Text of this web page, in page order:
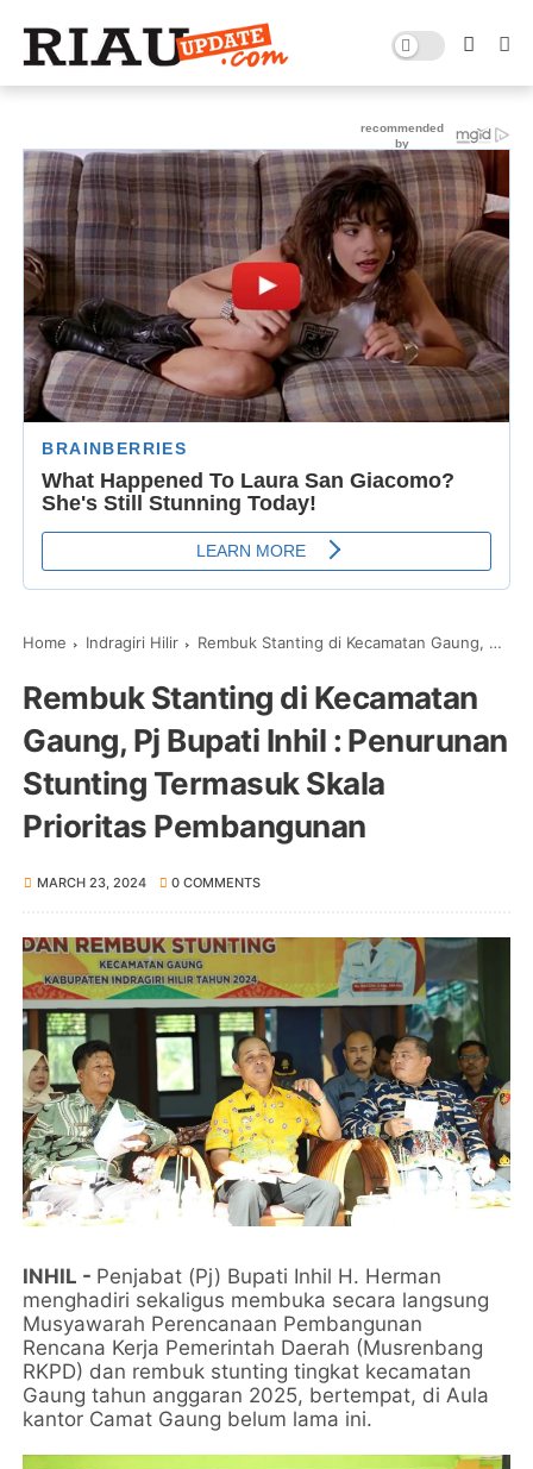
Home Indragiri Hilir Rembuk Stanting di Kecamatan Gaung, Pj Bupati Inhil : Penurunan Stunting Termasuk Skala Prioritas Pembangunan
Rembuk Stanting di Kecamatan
Gaung, Pj Bupati Inhil : Penurunan
Stunting Termasuk Skala
Prioritas Pembangunan
MARCH 23, 2024 0 COMMENTS
INHIL - Penjabat (Pj) Bupati Inhil H. Herman
menghadiri sekaligus membuka secara langsung
Musyawarah Perencanaan Pembangunan
Rencana Kerja Pemerintah Daerah (Musrenbang
RKPD) dan rembuk stunting tingkat kecamatan
Gaung tahun anggaran 2025, bertempat, di Aula
kantor Camat Gaung belum lama ini.